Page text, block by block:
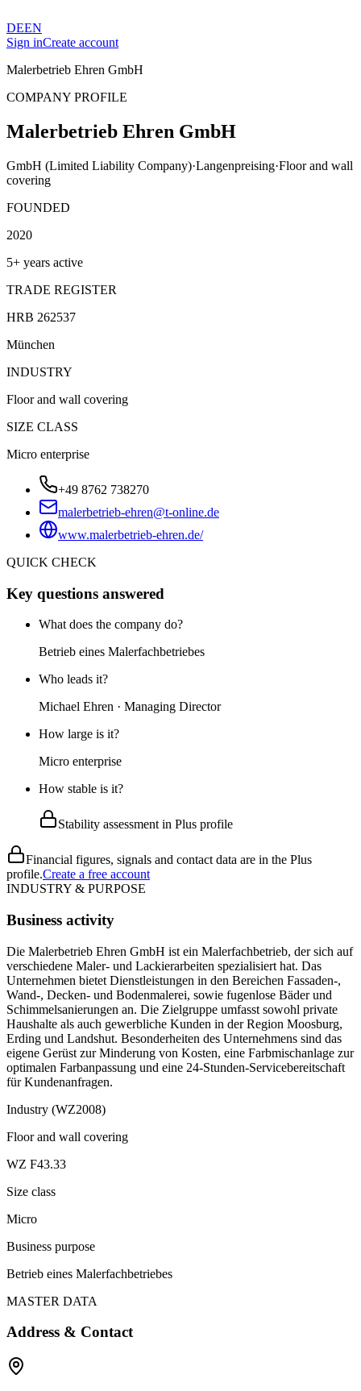
DEEN
Sign inCreate account
Malerbetrieb Ehren GmbH
COMPANY PROFILE
Malerbetrieb Ehren GmbH
GmbH (Limited Liability Company)·Langenpreising·Floor and wall
covering
FOUNDED
2020
5+ years active
TRADE REGISTER
HRB 262537
München
INDUSTRY
Floor and wall covering
SIZE CLASS
Micro enterprise
+49 8762 738270
malerbetrieb-ehren@t-online.de
www.malerbetrieb-ehren.de/
QUICK CHECK
Key questions answered
What does the company do?
Betrieb eines Malerfachbetriebes
Who leads it?
Michael Ehren · Managing Director
How large is it?
Micro enterprise
How stable is it?
Stability assessment in Plus profile
Financial figures, signals and contact data are in the Plus
profile.Create a free account
INDUSTRY & PURPOSE
Business activity
Die Malerbetrieb Ehren GmbH ist ein Malerfachbetrieb, der sich auf
verschiedene Maler- und Lackierarbeiten spezialisiert hat. Das
Unternehmen bietet Dienstleistungen in den Bereichen Fassaden-,
Wand-, Decken- und Bodenmalerei, sowie fugenlose Bäder und
Schimmelsanierungen an. Die Zielgruppe umfasst sowohl private
Haushalte als auch gewerbliche Kunden in der Region Moosburg,
Erding und Landshut. Besonderheiten des Unternehmens sind das
eigene Gerüst zur Minderung von Kosten, eine Farbmischanlage zur
optimalen Farbanpassung und eine 24-Stunden-Servicebereitschaft
für Kundenanfragen.
Industry (WZ2008)
Floor and wall covering
WZ F43.33
Size class
Micro
Business purpose
Betrieb eines Malerfachbetriebes
MASTER DATA
Address & Contact